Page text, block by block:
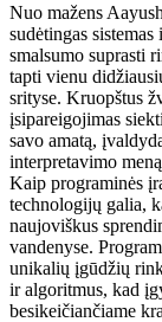
Nuo mažens
sudėtingas
smalsumo suprasti
tapti vienu
srityse. Kruopštus
įsipareigojimas
savo amatą,
interpretavimo
Kaip programinės
technologijų galia,
naujoviškus
vandenyse.
unikalių įgūdžių
ir algoritmus, kad
besikeičiančiame